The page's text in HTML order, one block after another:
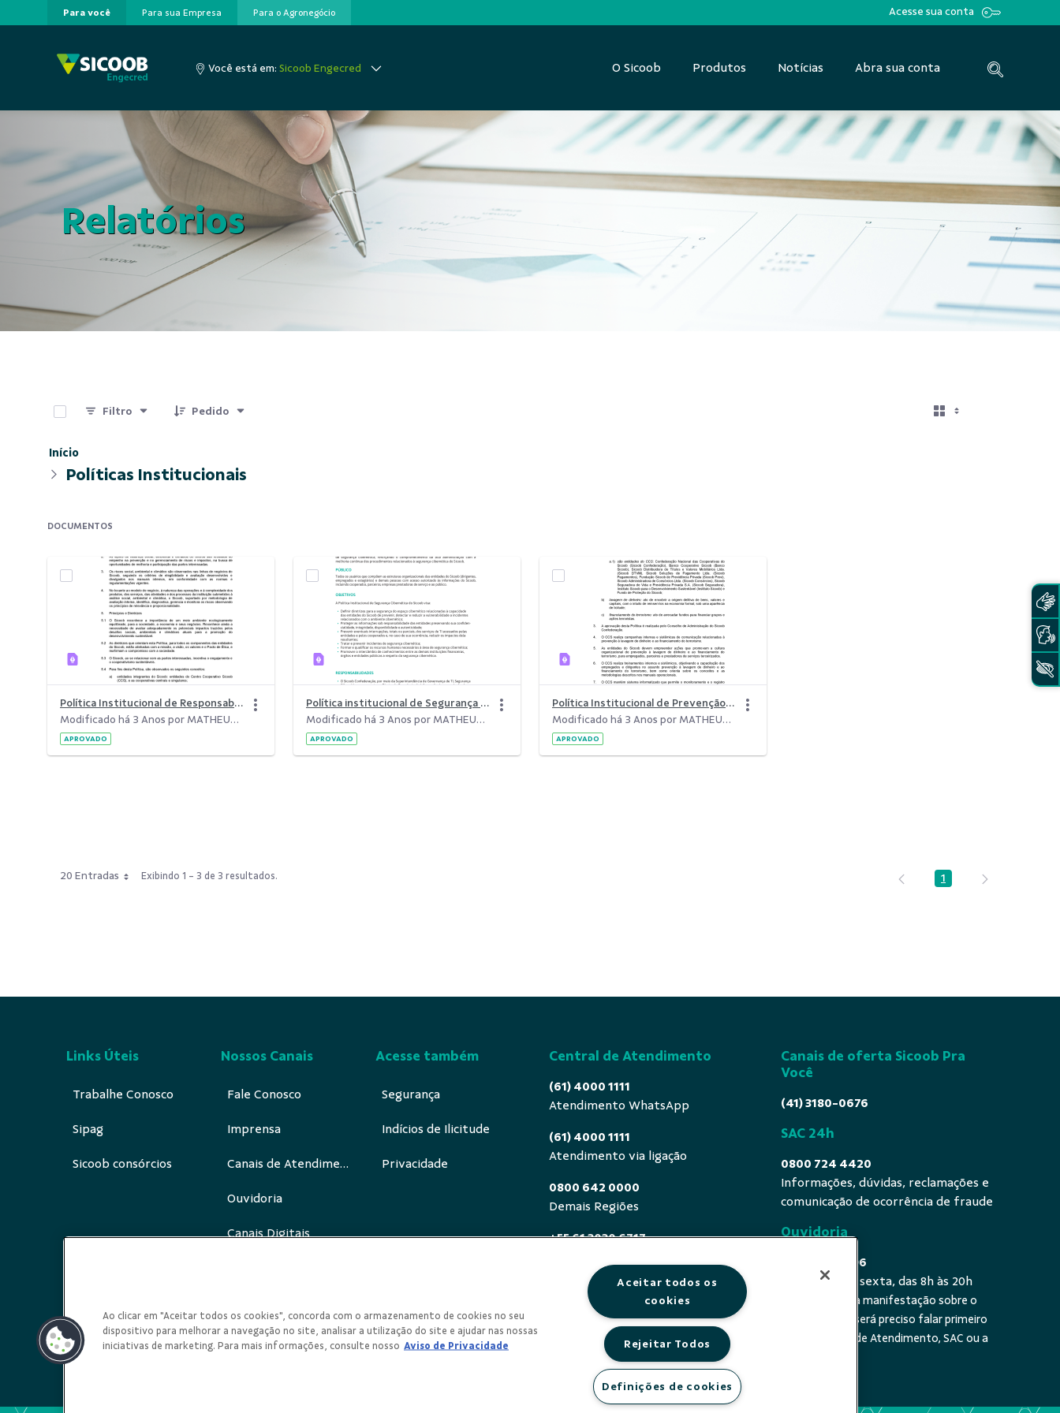
Pular para o Conteúdo principal
Para você Para sua Empresa Para o Agronegócio Acesse sua conta
Você está em: Sicoob Engecred O Sicoob Produtos Notícias Abra sua conta
Relatórios
Filtro Pedido
Início
Políticas Institucionais
DOCUMENTOS
Política Institucional de Responsabilidade Social, Ambiental e Climática (PRSAC)
Modificado há 3 Anos por MATHEUS AUGUSTO DE SOUZA.
APROVADO
Política institucional de Segurança Cibernética
Modificado há 3 Anos por MATHEUS AUGUSTO DE SOUZA.
APROVADO
Política Institucional de Prevenção à Lavagem de Dinheiro e ao Financiamento
Modificado há 3 Anos por MATHEUS AUGUSTO DE SOUZA.
APROVADO
20 Entradas Exibindo 1 - 3 de 3 resultados. Página
1
Links Úteis
Trabalhe Conosco
Sipag
Sicoob consórcios
Nossos Canais
Fale Conosco
Imprensa
Canais de Atendimento
Ouvidoria
Canais Digitais
Acesse também
Segurança
Indícios de Ilicitude
Privacidade
Redes Sociais
Central de Atendimento
(61) 4000 1111
Atendimento WhatsApp
(61) 4000 1111
Atendimento via ligação
0800 642 0000
Demais Regiões
+55 61 3030 6717
0800 940 0458
Deficientes auditivos ou de fala - De
segunda a sexta, das 8h às 20h
Canais de oferta Sicoob Pra
Você
(41) 3180-0676
SAC 24h
0800 724 4420
Informações, dúvidas, reclamações e
comunicação de ocorrência de fraude
Ouvidoria
0800 725 0996
De segunda a sexta, das 8h às 20h
É a sua primeira manifestação sobre o
tema? Se sim, será preciso falar primeiro
com a Central de Atendimento, SAC ou a
Ao clicar em "Aceitar todos os cookies", concorda com o armazenamento de cookies no seu
dispositivo para melhorar a navegação no site, analisar a utilização do site e ajudar nas nossas
iniciativas de marketing. Para mais informações, consulte nosso Aviso de Privacidade
Aceitar todos os
cookies
Rejeitar Todos
Definições de cookies